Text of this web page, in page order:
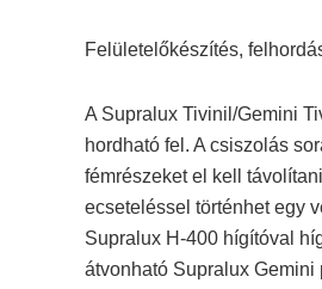
Felületelőkészítés,
A Supralux Tivinil/Gemini
hordható fel. A csiszolás
fémrészeket el kell
ecseteléssel történhet egy
Supralux H-400 hígítóval
átvonható Supralux